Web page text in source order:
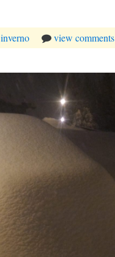
inverno view comments